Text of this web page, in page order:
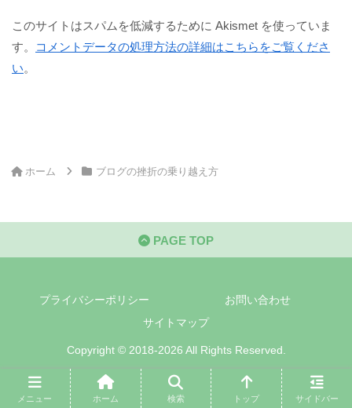
このサイトはスパムを低減するために Akismet を使っていま
す。
コメントデータの処理方法の詳細はこちらをご覧くださ
い。
ホーム ブログの挫折の乗り越え方
PAGE TOP
プライバシーポリシー
お問い合わせ
サイトマップ
Copyright © 2018-2026 All Rights Reserved.
メニュー ホーム 検索 トップ サイドバー